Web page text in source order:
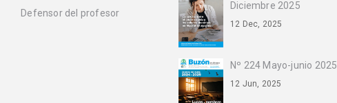
Defensor del profesor
Diciembre 2025
12 Dec, 2025
Nº 224 Mayo-junio 2025
12 Jun, 2025